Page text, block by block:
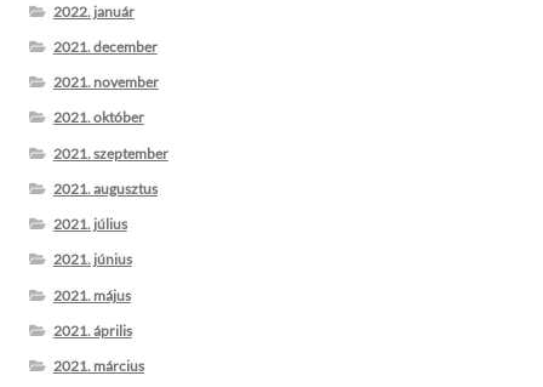
2022. január
2021. december
2021. november
2021. október
2021. szeptember
2021. augusztus
2021. július
2021. június
2021. május
2021. április
2021. március